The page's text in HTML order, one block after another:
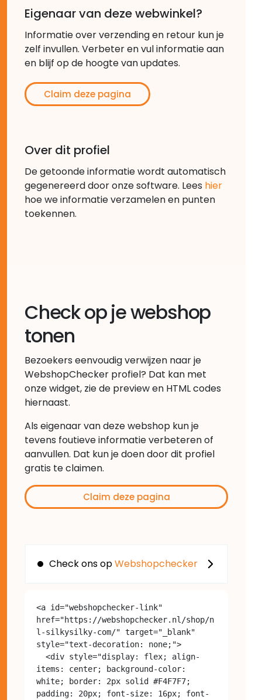
Eigenaar van deze webwinkel?
Informatie over verzending en retour kun je
zelf invullen. Verbeter en vul informatie aan
en blijf op de hoogte van updates.
Claim deze pagina
Over dit profiel
De getoonde informatie wordt automatisch
gegenereerd door onze software. Lees hier
hoe we informatie verzamelen en punten
toekennen.
Check op je webshop
tonen
Bezoekers eenvoudig verwijzen naar je
WebshopChecker profiel? Dat kan met
onze widget, zie de preview en HTML codes
hiernaast.
Als eigenaar van deze webshop kun je
tevens foutieve informatie verbeteren of
aanvullen. Dat kun je doen door dit profiel
gratis te claimen.
Claim deze pagina
Check ons opWebshopchecker
<a id="webshopchecker-link"
href="https://webshopchecker.nl/shop/n
l-silkysilky-com/" target="_blank"
style="text-decoration: none;">
items: center; background-color:
white; border: 2px solid #F4F7F7;
padding: 20px; font-size: 16px; font-